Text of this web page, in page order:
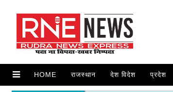
HOME राजस्थान देश विदेश प्रदेश